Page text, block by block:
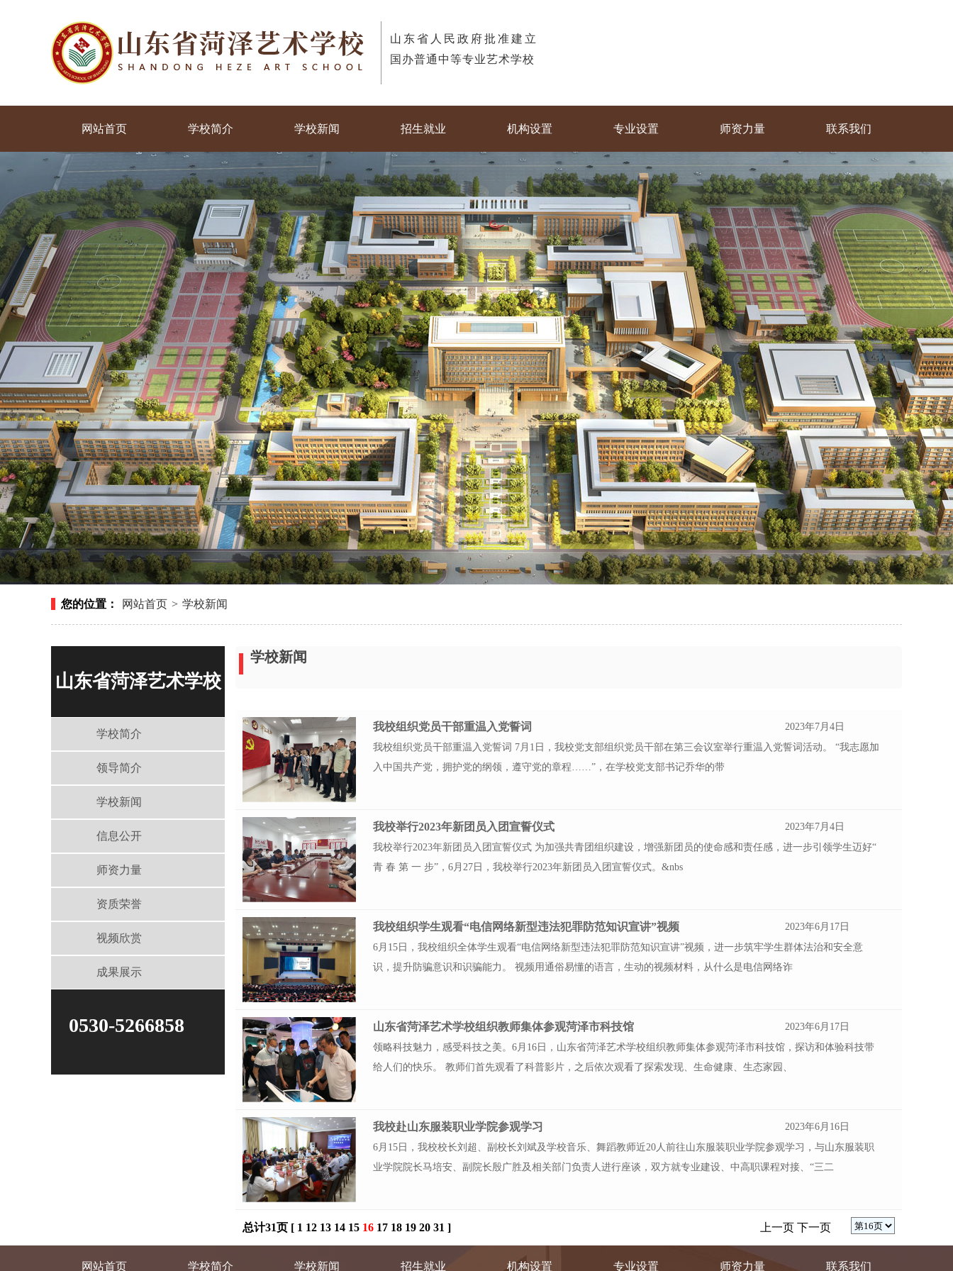
山东省人民政府批准建立
国办普通中等专业艺术学校
网站首页 学校简介 学校新闻 招生就业 机构设置 专业设置 师资力量 联系我们
您的位置： 网站首页 > 学校新闻
山东省菏泽艺术学校
学校简介
领导简介
学校新闻
信息公开
师资力量
资质荣誉
视频欣赏
成果展示
0530-5266858
学校新闻
我校组织党员干部重温入党誓词
2023年7月4日
我校组织党员干部重温入党誓词 7月1日，我校党支部组织党员干部在第三会议室举行重温入党誓词活动。 “我志愿加
入中国共产党，拥护党的纲领，遵守党的章程……”，在学校党支部书记乔华的带
我校举行2023年新团员入团宣誓仪式
2023年7月4日
我校举行2023年新团员入团宣誓仪式 为加强共青团组织建设，增强新团员的使命感和责任感，进一步引领学生迈好“
青 春 第 一 步”，6月27日，我校举行2023年新团员入团宣誓仪式。&nbs
我校组织学生观看“电信网络新型违法犯罪防范知识宣讲”视频
2023年6月17日
6月15日，我校组织全体学生观看“电信网络新型违法犯罪防范知识宣讲”视频，进一步筑牢学生群体法治和安全意
识，提升防骗意识和识骗能力。 视频用通俗易懂的语言，生动的视频材料，从什么是电信网络诈
山东省菏泽艺术学校组织教师集体参观菏泽市科技馆
2023年6月17日
领略科技魅力，感受科技之美。6月16日，山东省菏泽艺术学校组织教师集体参观菏泽市科技馆，探访和体验科技带
给人们的快乐。 教师们首先观看了科普影片，之后依次观看了探索发现、生命健康、生态家园、
我校赴山东服装职业学院参观学习
2023年6月16日
6月15日，我校校长刘超、副校长刘斌及学校音乐、舞蹈教师近20人前往山东服装职业学院参观学习，与山东服装职
业学院院长马培安、副院长殷广胜及相关部门负责人进行座谈，双方就专业建设、中高职课程对接、“三二
总计31页 [ 1 12 13 14 15 16 17 18 19 20 31 ] 上一页 下一页
网站首页 学校简介 学校新闻 招生就业 机构设置 专业设置 师资力量 联系我们